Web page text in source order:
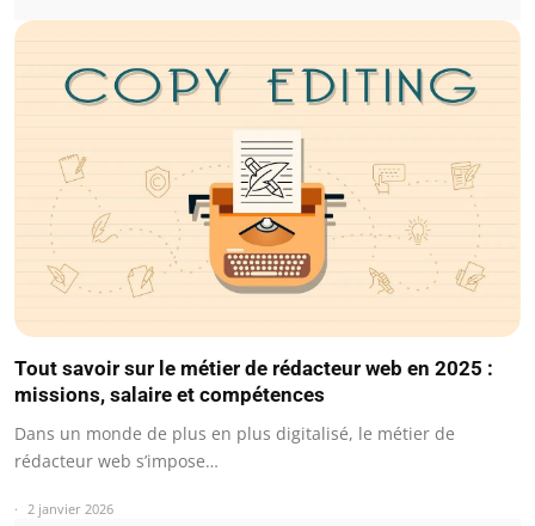
Tout savoir sur le métier de rédacteur web en 2025 :
missions, salaire et compétences
Dans un monde de plus en plus digitalisé, le métier de
rédacteur web s’impose…
2 janvier 2026